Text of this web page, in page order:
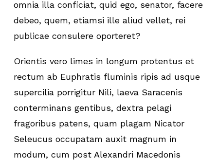
omnia illa conficiat, quid ego, senator, facere
debeo, quem, etiamsi ille aliud vellet, rei
publicae consulere oporteret?
Orientis vero limes in longum protentus et
rectum ab Euphratis fluminis ripis ad usque
supercilia porrigitur Nili, laeva Saracenis
conterminans gentibus, dextra pelagi
fragoribus patens, quam plagam Nicator
Seleucus occupatam auxit magnum in
modum, cum post Alexandri Macedonis